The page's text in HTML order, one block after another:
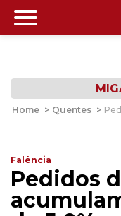
Home > Quentes >
Falência
Pedidos